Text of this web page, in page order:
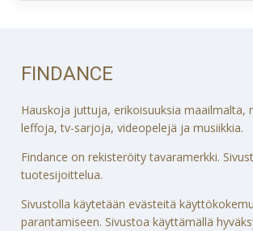
FINDANCE
Hauskoja juttuja, erikoisuuksia maailmalta,
leffoja, tv-sarjoja, videopelejä ja musiikkia.
Findance on rekisteröity tavaramerkki.
tuotesijoittelua.
Sivustolla käytetään evästeitä
parantamiseen. Sivustoa käyttämällä